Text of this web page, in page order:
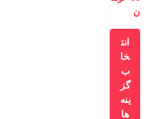
ن
انت
خا
ب
گز
ینه
ها